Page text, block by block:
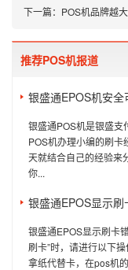
下一篇： POS机品牌越
推荐POS机报道
银盛通EPOS机安全
银盛通POS机是银盛支
POS机办理小编的刷
天就结合自己的经验来
你...
银盛通EPOS显示
银盛通EPOS显示刷卡
刷卡”时，请进行以下
拿纸代替卡，在pos机